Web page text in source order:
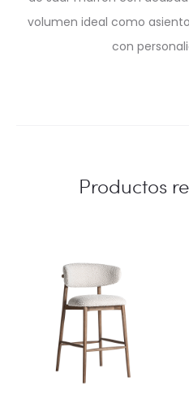
volumen ideal como
con
Productos